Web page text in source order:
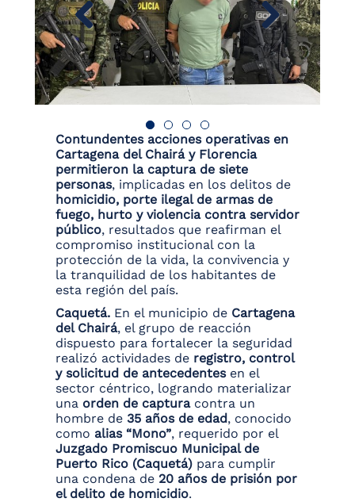
Contundentes acciones operativas en
Cartagena del Chairá y Florencia
permitieron la captura de siete
personas, implicadas en los delitos de
homicidio, porte ilegal de armas de
fuego, hurto y violencia contra servidor
público, resultados que reafirman el
compromiso institucional con la
protección de la vida, la convivencia y
la tranquilidad de los habitantes de
esta región del país.
Caquetá. En el municipio de Cartagena
del Chairá, el grupo de reacción
dispuesto para fortalecer la seguridad
realizó actividades de registro, control
y solicitud de antecedentesen el
sector céntrico, logrando materializar
una orden de capturacontra un
hombre de 35 años de edad, conocido
como alias “Mono”, requerido por el
Juzgado Promiscuo Municipal de
Puerto Rico (Caquetá) para cumplir
una condena de 20 años de prisión por
el delito de homicidio.